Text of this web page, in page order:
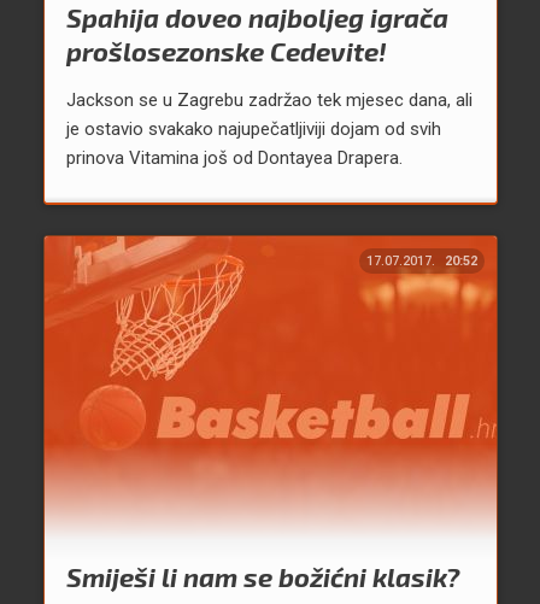
Spahija doveo najboljeg igrača
prošlosezonske Cedevite!
Jackson se u Zagrebu zadržao tek mjesec dana, ali
je ostavio svakako najupečatljiviji dojam od svih
prinova Vitamina još od Dontayea Drapera.
17.07.2017. 20:52
Smiješi li nam se božićni klasik?